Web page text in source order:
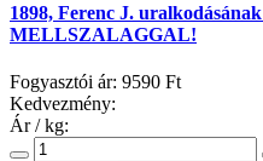
1898, Ferenc J.
MELLSZALAGGAL!
Fogyasztói ár: 9590 Ft
Kedvezmény:
Ár / kg: